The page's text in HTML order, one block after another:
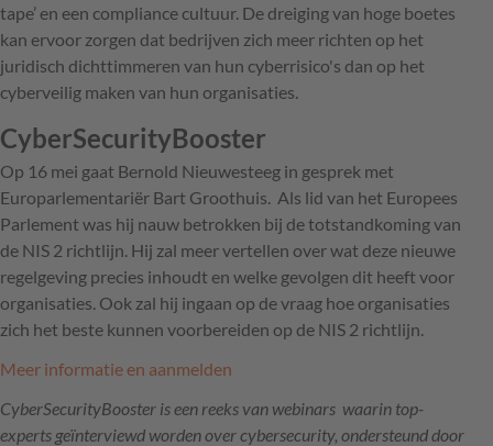
tape’ en een compliance cultuur. De dreiging van hoge boetes
kan ervoor zorgen dat bedrijven zich meer richten op het
juridisch dichttimmeren van hun cyberrisico's dan op het
cyberveilig maken van hun organisaties.
CyberSecurityBooster
Op 16 mei gaat Bernold Nieuwesteeg in gesprek met
Europarlementariër Bart Groothuis. Als lid van het Europees
Parlement was hij nauw betrokken bij de totstandkoming van
de NIS 2 richtlijn. Hij zal meer vertellen over wat deze nieuwe
regelgeving precies inhoudt en welke gevolgen dit heeft voor
organisaties. Ook zal hij ingaan op de vraag hoe organisaties
zich het beste kunnen voorbereiden op de NIS 2 richtlijn.
Meer informatie en aanmelden
CyberSecurityBooster is een reeks van webinars waarin top-
experts geïnterviewd worden over cybersecurity, ondersteund door